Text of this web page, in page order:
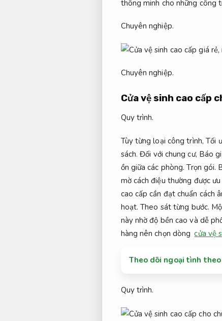
thông minh cho những công
Chuyên nghiệp.
Chuyên nghiệp.
Cửa vệ sinh cao cấp
Quy trình.
Tùy từng loại công trình,Tối
sách. Đối với chung cư, Báo
ồn giữa các phòng.Trọn gói.
mờ cách điệu thường được
cao cấp cần đạt chuẩn cách
hoạt. Theo sát từng bước.
này nhờ độ bền cao và dễ
hàng nên chọn dòng cửa vệ
Theo dõi ngoại tình
Quy trình.